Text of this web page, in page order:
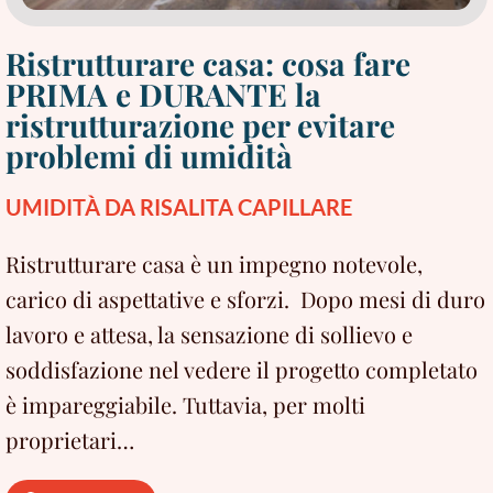
Ristrutturare casa: cosa fare
PRIMA e DURANTE la
ristrutturazione per evitare
problemi di umidità
UMIDITÀ DA RISALITA CAPILLARE
Ristrutturare casa è un impegno notevole,
carico di aspettative e sforzi. Dopo mesi di duro
lavoro e attesa, la sensazione di sollievo e
soddisfazione nel vedere il progetto completato
è impareggiabile. Tuttavia, per molti
proprietari…